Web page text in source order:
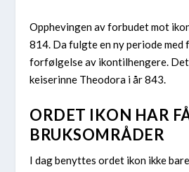
Opphevingen av forbudet mot
814. Da fulgte en ny periode med
forfølgelse av ikontilhengere.
keiserinne Theodora i år 843.
ORDET IKON HAR
BRUKSOMRÅDER
I dag benyttes ordet ikon ikke